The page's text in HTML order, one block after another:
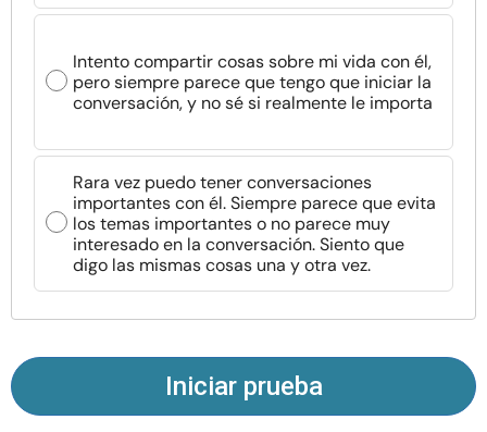
nosotros
© Copyright 2026. Todos los derechos reservados.
Intento compartir cosas sobre mi vida con él,
pero siempre parece que tengo que iniciar la
conversación, y no sé si realmente le importa
Rara vez puedo tener conversaciones
importantes con él. Siempre parece que evita
los temas importantes o no parece muy
interesado en la conversación. Siento que
digo las mismas cosas una y otra vez.
Iniciar prueba